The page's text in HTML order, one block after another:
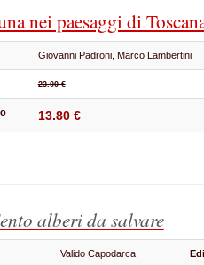
nei paesaggi di
Giovanni Padroni, Marco Lambertini
23.00 €
13.80 €
alberi da salvare
Valido Capodarca